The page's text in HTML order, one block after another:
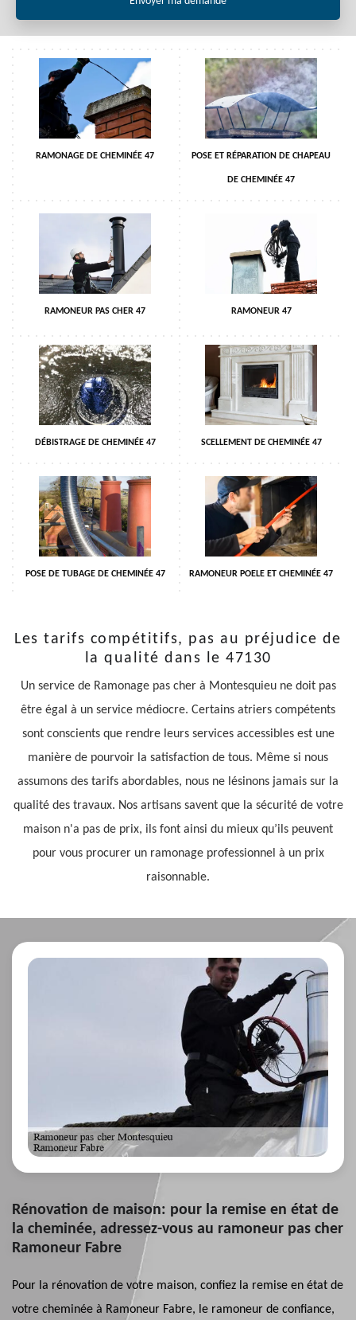
RAMONAGE DE CHEMINÉE 47 POSE ET RÉPARATION DE CHAPEAU
DE CHEMINÉE 47
RAMONEUR PAS CHER 47 RAMONEUR 47
DÉBISTRAGE DE CHEMINÉE 47 SCELLEMENT DE CHEMINÉE 47
POSE DE TUBAGE DE CHEMINÉE 47 RAMONEUR POELE ET CHEMINÉE 47
Les tarifs compétitifs, pas au préjudice de
la qualité dans le 47130
Un service de Ramonage pas cher à Montesquieu ne doit pas
être égal à un service médiocre. Certains atriers compétents
sont conscients que rendre leurs services accessibles est une
manière de pourvoir la satisfaction de tous. Même si nous
assumons des tarifs abordables, nous ne lésinons jamais sur la
qualité des travaux. Nos artisans savent que la sécurité de votre
maison n'a pas de prix, ils font ainsi du mieux qu’ils peuvent
pour vous procurer un ramonage professionnel à un prix
raisonnable.
Rénovation de maison: pour la remise en état de
la cheminée, adressez-vous au ramoneur pas cher
Ramoneur Fabre
Pour la rénovation de votre maison, confiez la remise en état de
votre cheminée à Ramoneur Fabre, le ramoneur de confiance,